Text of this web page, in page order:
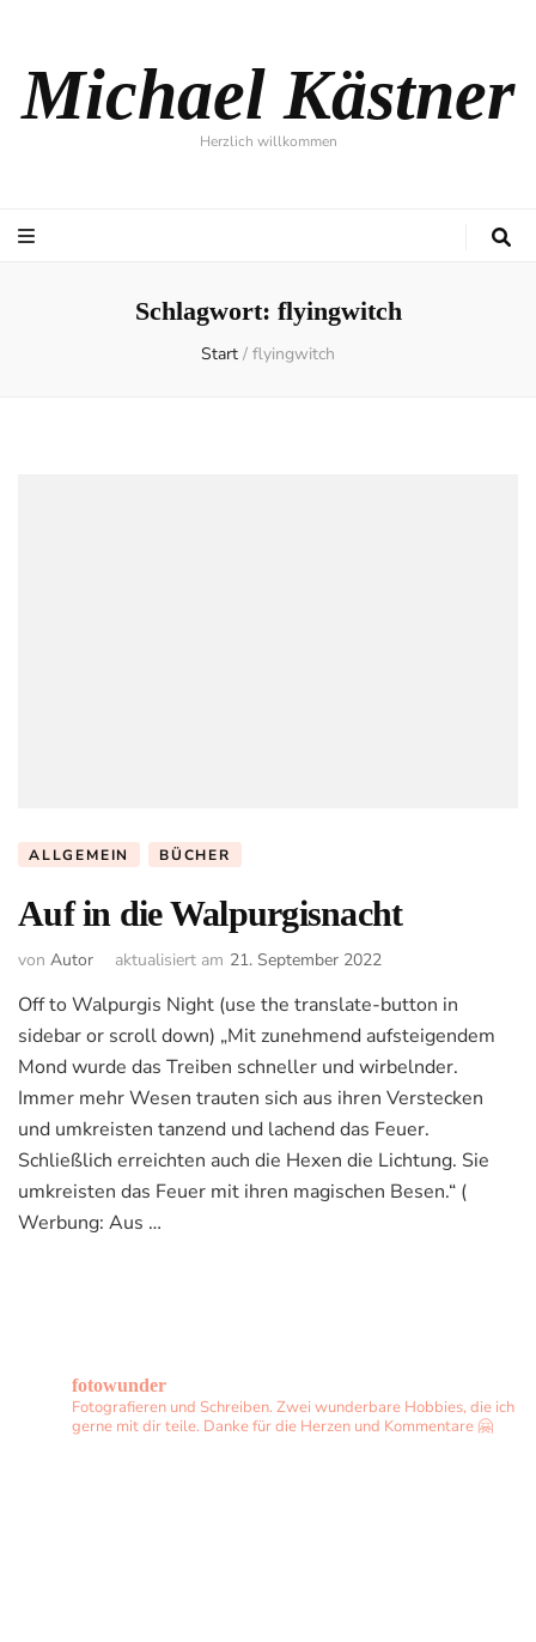
Michael Kästner
Herzlich willkommen
Schlagwort: flyingwitch
Start / flyingwitch
ALLGEMEIN BÜCHER
Auf in die Walpurgisnacht
von Autor aktualisiert am 21. September 2022
Off to Walpurgis Night (use the translate-button in
sidebar or scroll down) „Mit zunehmend aufsteigendem
Mond wurde das Treiben schneller und wirbelnder.
Immer mehr Wesen trauten sich aus ihren Verstecken
und umkreisten tanzend und lachend das Feuer.
Schließlich erreichten auch die Hexen die Lichtung. Sie
umkreisten das Feuer mit ihren magischen Besen.“ (
Werbung: Aus …
fotowunder
Fotografieren und Schreiben. Zwei wunderbare Hobbies, die ich
gerne mit dir teile. Danke für die Herzen und Kommentare 🤗